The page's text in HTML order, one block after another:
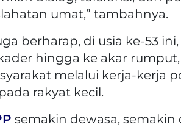
umat,” tambahnya.
berharap, di usia ke-53 ini,
hingga ke akar
melalui kerja-kerja
rakyat kecil.
semakin dewasa,